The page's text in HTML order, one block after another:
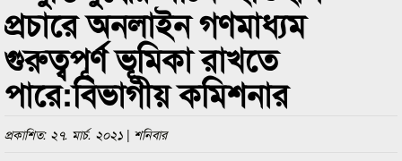
প্রচারে অনলাইন গণমাধ্যম
গুরুত্বপূর্ণ ভূমিকা রাখতে
পারে:বিভাগীয় কমিশনার
প্রকাশিত: ২৭. মার্চ. ২০২১ | শনিবার